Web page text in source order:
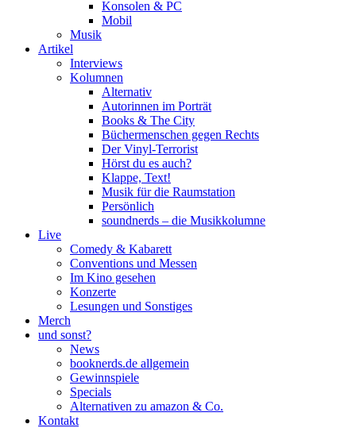
Konsolen & PC
Mobil
Musik
Artikel
Interviews
Kolumnen
Alternativ
Autorinnen im Porträt
Books & The City
Büchermenschen gegen Rechts
Der Vinyl-Terrorist
Hörst du es auch?
Klappe, Text!
Musik für die Raumstation
Persönlich
soundnerds – die Musikkolumne
Live
Comedy & Kabarett
Conventions und Messen
Im Kino gesehen
Konzerte
Lesungen und Sonstiges
Merch
und sonst?
News
booknerds.de allgemein
Gewinnspiele
Specials
Alternativen zu amazon & Co.
Kontakt